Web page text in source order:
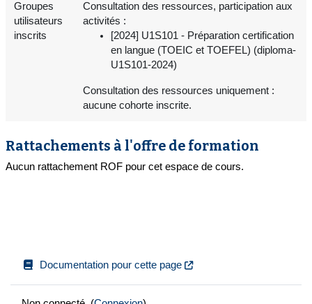
Groupes
utilisateurs
inscrits
Consultation des ressources, participation aux
activités :
[2024] U1S101 - Préparation certification
en langue (TOEIC et TOEFEL) (diploma-
U1S101-2024)
Consultation des ressources uniquement :
aucune cohorte inscrite.
Rattachements à l'offre de formation
Aucun rattachement ROF pour cet espace de cours.
Documentation pour cette page